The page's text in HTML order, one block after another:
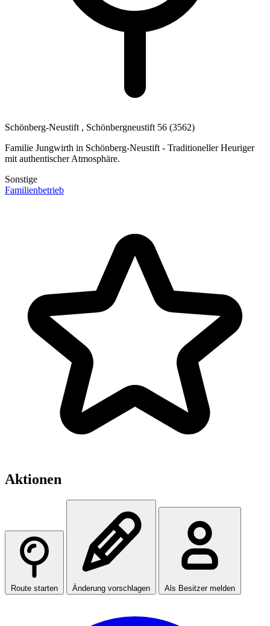
Schönberg-Neustift , Schönbergneustift 56 (3562)
Familie Jungwirth in Schönberg-Neustift - Traditioneller Heuriger
mit authentischer Atmosphäre.
Sonstige
Familienbetrieb
Aktionen
Route starten Änderung vorschlagen Als Besitzer melden